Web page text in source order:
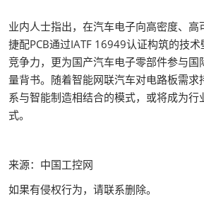
业内人士指出，在汽车电子向高密度、高
捷配PCB通过IATF 16949认证构筑的技
竞争力，更为国产汽车电子零部件参与国
量背书。随着智能网联汽车对电路板需求
系与智能制造相结合的模式，或将成为
式。
来源：中国工控网
如果有侵权行为，请联系删除。